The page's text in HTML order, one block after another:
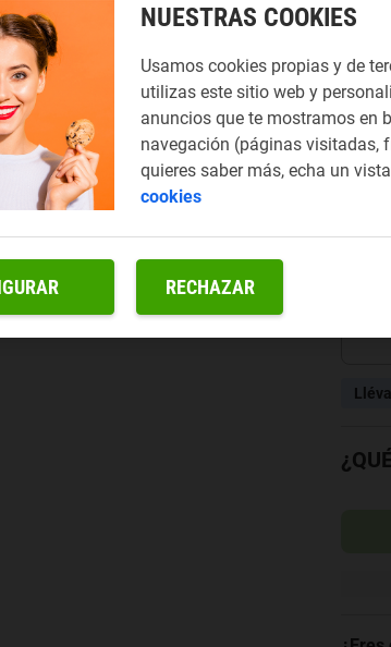
NUESTRAS COOKIES
Usamos cookies propias y de
utilizas este sitio web y
anuncios que te mostramos en
navegación (páginas visitadas,
quieres saber más, echa un
cookies
RECHAZAR